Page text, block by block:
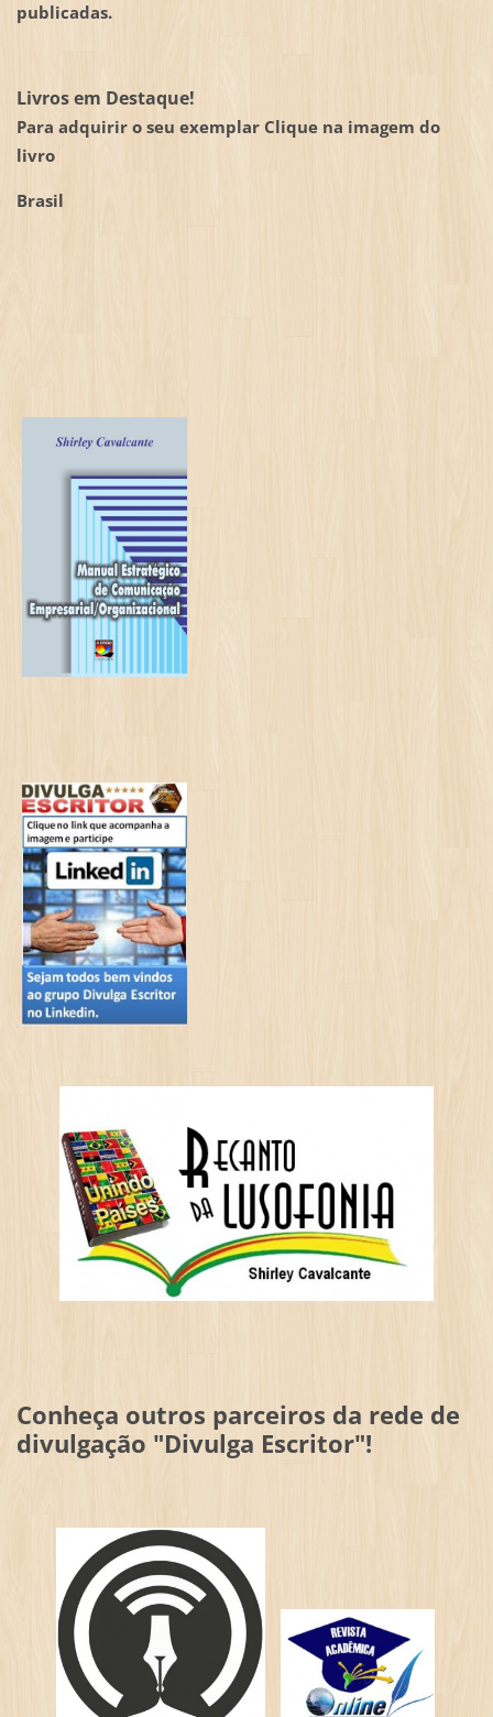
publicadas.
Livros em Destaque!
Para adquirir o seu exemplar Clique na imagem do
livro
Brasil
Conheça outros parceiros da rede de
divulgação "Divulga Escritor"!